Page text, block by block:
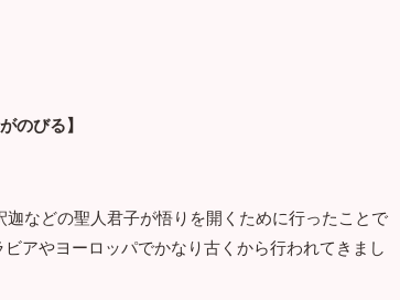
のびる】
などの聖人君子が悟りを開くために行ったことで
アやヨーロッパでかなり古くから行われてきまし